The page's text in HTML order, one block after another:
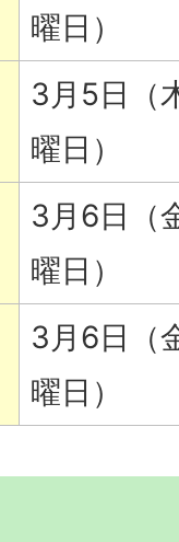
曜日）
3月5日（
曜日）
3月6日（
曜日）
3月6日（
曜日）